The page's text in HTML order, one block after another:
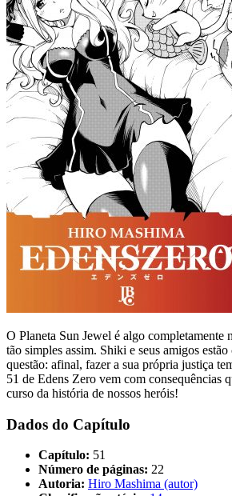
O Planeta Sun Jewel é algo completamente
tão simples assim. Shiki e seus amigos
questão: afinal, fazer a sua própria justiça
51 de Edens Zero vem com consequências
curso da história de nossos heróis!
Dados do Capítulo
Capítulo: 51
Número de páginas: 22
Autoria: Hiro Mashima (autor)